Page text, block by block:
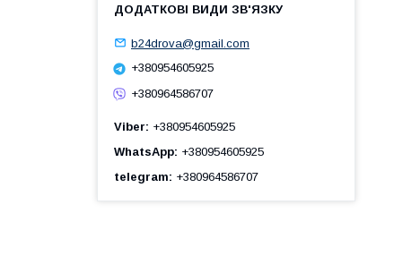
b24drova@gmail.com
+380954605925
+380964586707
Viber
+380954605925
WhatsApp +380954605925
telegram
+380964586707